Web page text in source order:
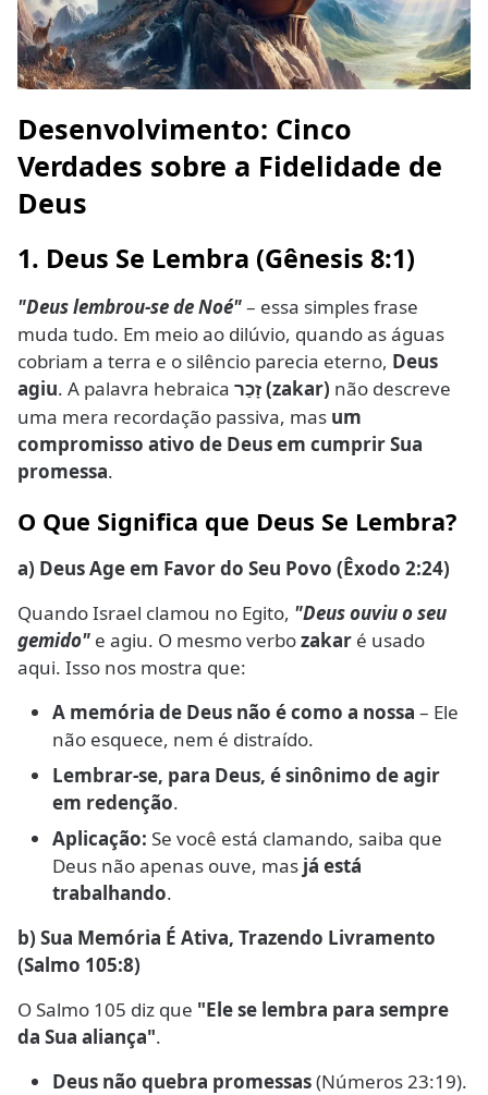
Desenvolvimento: Cinco
Verdades sobre a Fidelidade de
Deus
1. Deus Se Lembra (Gênesis 8:1)
"Deus lembrou-se de Noé"– essa simples frase
muda tudo. Em meio ao dilúvio, quando as águas
cobriam a terra e o silêncio parecia eterno, Deus
agiu. A palavra hebraica זָכַר (zakar) não descreve
uma mera recordação passiva, mas um
compromisso ativo de Deus em cumprir Sua
promessa.
O Que Significa que Deus Se Lembra?
a) Deus Age em Favor do Seu Povo (Êxodo 2:24)
Quando Israel clamou no Egito, "Deus ouviu o seu
gemido" e agiu. O mesmo verbozakar é usado
aqui. Isso nos mostra que:
A memória de Deus não é como a nossa – Ele
não esquece, nem é distraído.
Lembrar-se, para Deus, é sinônimo de agir
em redenção.
Aplicação: Se você está clamando, saiba que
Deus não apenas ouve, mas já está
trabalhando.
b) Sua Memória É Ativa, Trazendo Livramento
(Salmo 105:8)
O Salmo 105 diz que "Ele se lembra para sempre
da Sua aliança".
Deus não quebra promessas(Números 23:19).